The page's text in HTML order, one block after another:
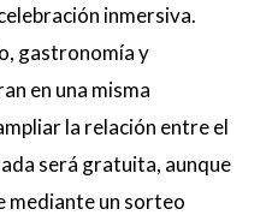
inmersiva.
gastronomía y
en una misma
la relación entre el
será gratuita, aunque
mediante un sorteo